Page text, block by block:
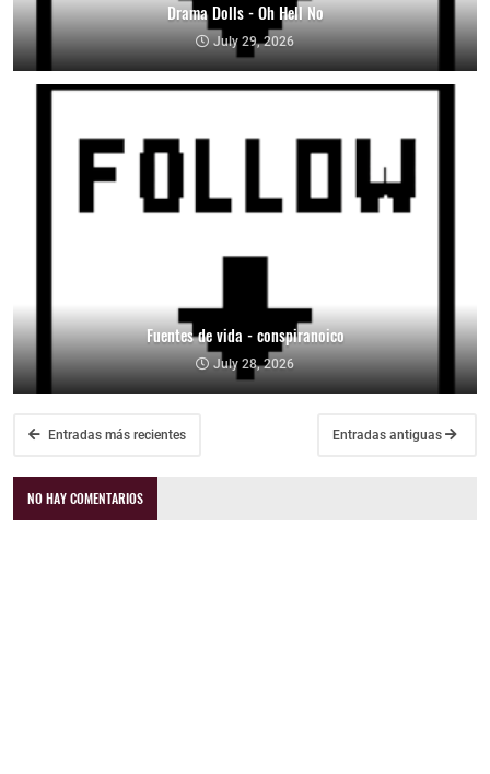
Drama Dolls - Oh Hell No
July 29, 2026
Fuentes de vida - conspiranoico
July 28, 2026
Entradas más recientes Entradas antiguas
NO HAY COMENTARIOS